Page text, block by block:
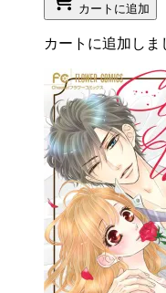
カートに追加
カートに追加しま